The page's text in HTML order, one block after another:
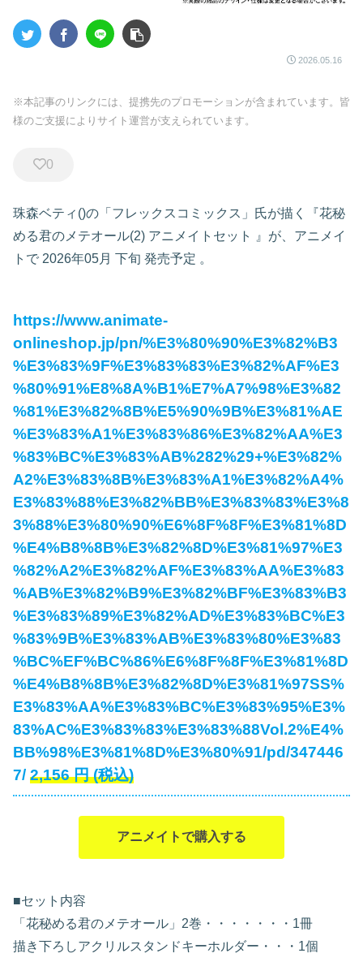
2026.05.16
※本記事のリンクには、提携先のプロモーションが含まれています。皆
様のご支援によりサイト運営が支えられています。
0
珠森ベティ()の「フレックスコミックス」氏が描く『花秘
める君のメテオール(2) アニメイトセット
』が、アニメイ
トで 2026年05月 下旬 発売予定 。
https://www.animate-
onlineshop.jp/pn/%E3%80%90%E3%82%B3
%E3%83%9F%E3%83%83%E3%82%AF%E3
%80%91%E8%8A%B1%E7%A7%98%E3%82
%81%E3%82%8B%E5%90%9B%E3%81%AE
%E3%83%A1%E3%83%86%E3%82%AA%E3
%83%BC%E3%83%AB%282%29+%E3%82%
A2%E3%83%8B%E3%83%A1%E3%82%A4%
E3%83%88%E3%82%BB%E3%83%83%E3%8
3%88%E3%80%90%E6%8F%8F%E3%81%8D
%E4%B8%8B%E3%82%8D%E3%81%97%E3
%82%A2%E3%82%AF%E3%83%AA%E3%83
%AB%E3%82%B9%E3%82%BF%E3%83%B3
%E3%83%89%E3%82%AD%E3%83%BC%E3
%83%9B%E3%83%AB%E3%83%80%E3%83
%BC%EF%BC%86%E6%8F%8F%E3%81%8D
%E4%B8%8B%E3%82%8D%E3%81%97SS%
E3%83%AA%E3%83%BC%E3%83%95%E3%
83%AC%E3%83%83%E3%83%88Vol.2%E4%
BB%98%E3%81%8D%E3%80%91/pd/347446
7/ 2,156 円 (税込)
アニメイトで購入する
■セット内容
「花秘める君のメテオール」2巻・・・・・・・1冊
描き下ろしアクリルスタンドキーホルダー・・・1個